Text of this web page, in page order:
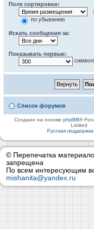
Поле сортировки:
по убыванию
Искать сообщения за:
Показывать первые:
Список форумов
Создано на основеphpBB®
Limited
Русская
© Перепечатка
запрещена
По всем интересующим
mishanita@yandex.ru